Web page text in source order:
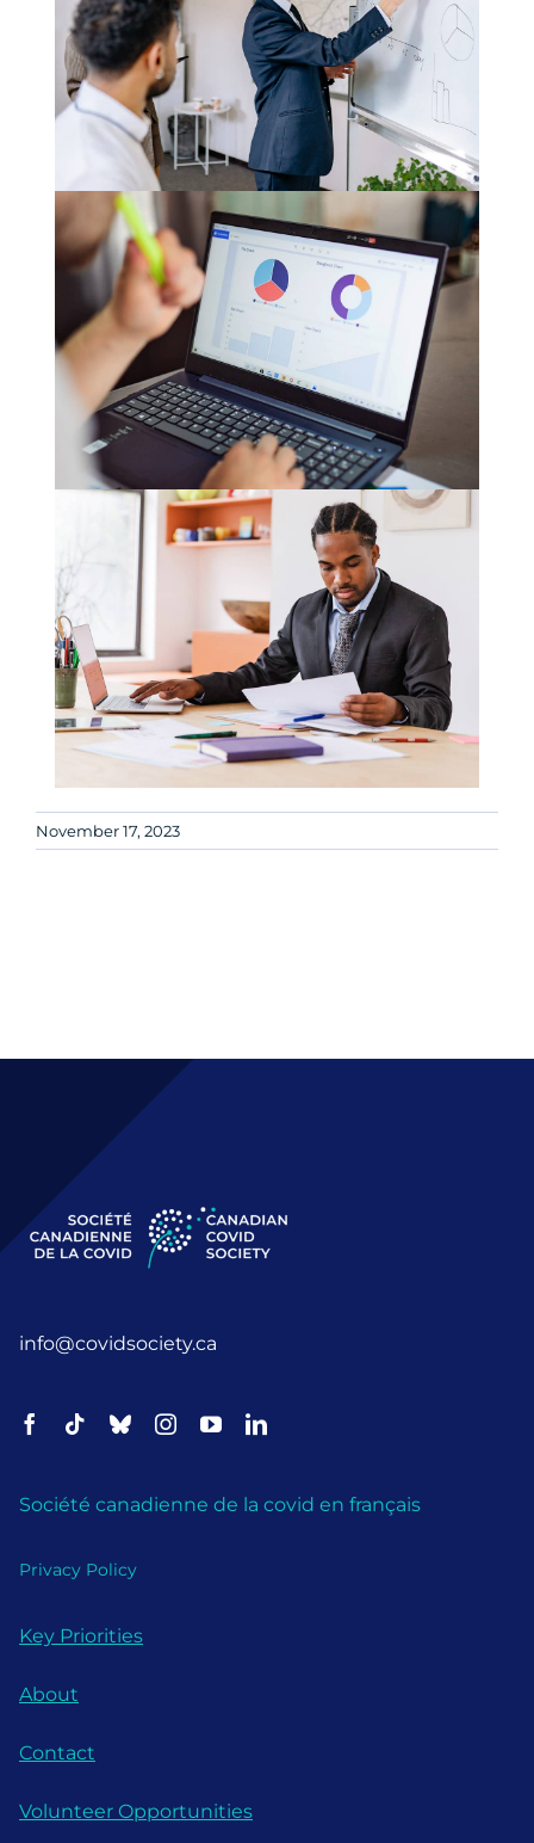
November 17, 2023
info@covidsociety.ca
Société canadienne de la covid en français
Privacy Policy
Key Priorities
About
Contact
Volunteer Opportunities